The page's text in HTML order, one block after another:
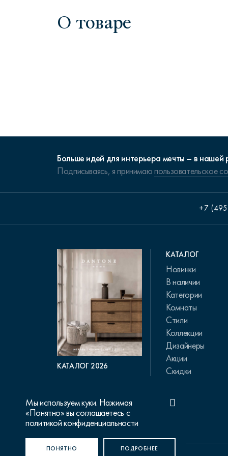
О товаре
Мы используем куки. Нажимая
«Понятно» вы соглашаетесь с
политикой конфиденциальности
ПОНЯТНО ПОДРОБНЕЕ
Больше идей для интерьера мечты – в нашей
Подписываясь, я принимаюпользовательское
+7
КАТАЛОГ 2026
КАТАЛОГ
Новинки
В наличии
Категории
Комнаты
Стили
Коллекции
Дизайнеры
Акции
Скидки